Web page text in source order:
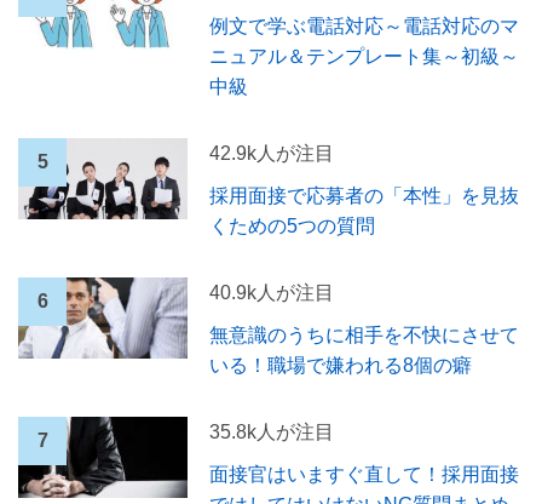
例文で学ぶ電話対応～電話対応のマ
ニュアル＆テンプレート集～初級～
中級
42.9k人が注目
採用面接で応募者の「本性」を見抜
くための5つの質問
40.9k人が注目
無意識のうちに相手を不快にさせて
いる！職場で嫌われる8個の癖
35.8k人が注目
面接官はいますぐ直して！採用面接